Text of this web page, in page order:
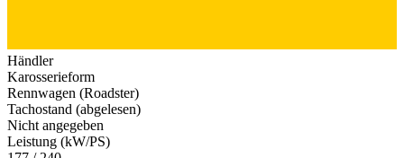
Händler
Karosserieform
Rennwagen (Roadster)
Tachostand (abgelesen)
Nicht angegeben
Leistung (kW/PS)